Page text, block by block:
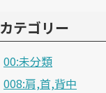
カテゴリー
00:未分類
008:肩,首,背中